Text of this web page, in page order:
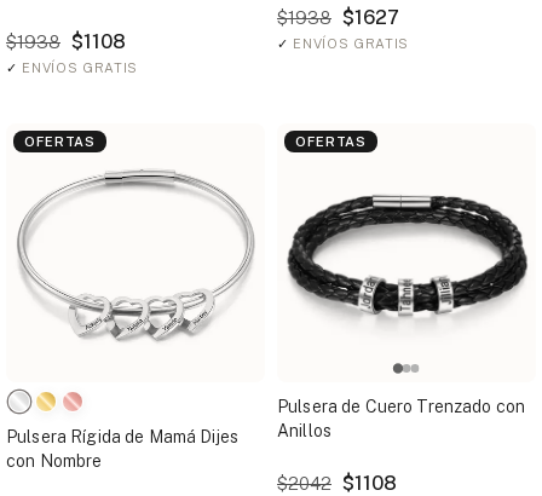
$1938 $1108
✓ ENVÍOS GRATIS
$1938 $1627
✓ ENVÍOS GRATIS
OFERTAS
Pulsera Rígida de Mamá Dijes
con Nombre
OFERTAS
Pulsera de Cuero Trenzado con
Anillos
$2042 $1108